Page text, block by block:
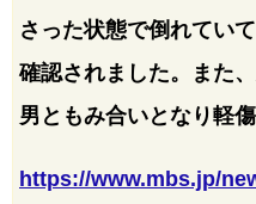
さった状態で倒れてい
確認されました。また
男ともみ合いとなり軽傷
https://www.mbs.jp/